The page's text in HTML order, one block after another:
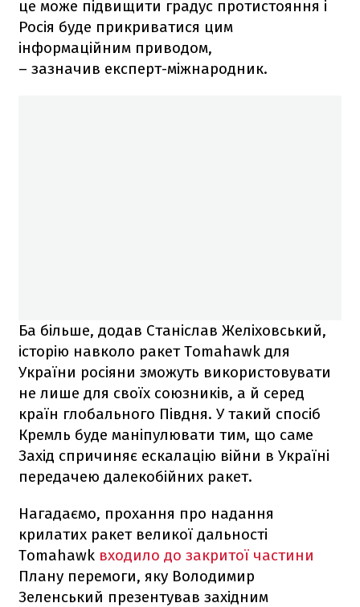
це може підвищити градус протистояння і
Росія буде прикриватися цим
інформаційним приводом,
– зазначив експерт-міжнародник.
Ба більше, додав Станіслав Желіховський,
історію навколо ракет Tomahawk для
України росіяни зможуть використовувати
не лише для своїх союзників, а й серед
країн глобального Півдня. У такий спосіб
Кремль буде маніпулювати тим, що саме
Захід спричиняє ескалацію війни в Україні
передачею далекобійних ракет.
Нагадаємо, прохання про надання
крилатих ракет великої дальності
Tomahawk входило до закритої частини
Плану перемоги, яку Володимир
Зеленський презентував західним